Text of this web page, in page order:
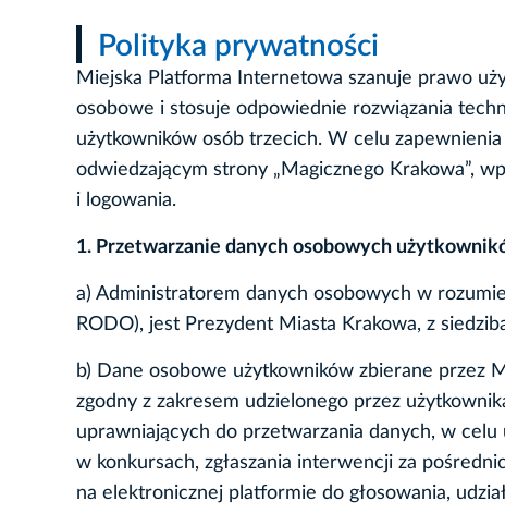
Polityka prywatności
Miejska Platforma Internetowa szanuje prawo
osobowe i stosuje odpowiednie rozwiązania
użytkowników osób trzecich. W celu
odwiedzającym strony „Magicznego Krakowa”,
i logowania.
1. Przetwarzanie danych osobowych
a) Administratorem danych osobowych w
RODO), jest Prezydent Miasta Krakowa, z
b) Dane osobowe użytkowników zbierane przez
zgodny z zakresem udzielonego przez
uprawniających do przetwarzania danych, w
w konkursach, zgłaszania interwencji za
na elektronicznej platformie do głosowania,